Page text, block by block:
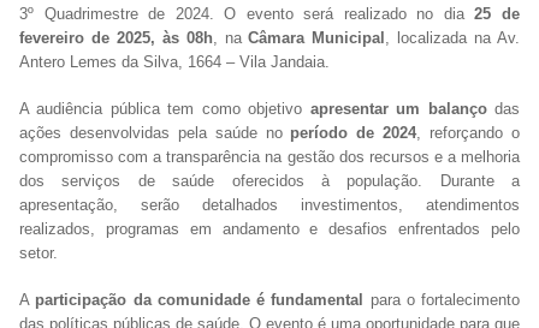
3º Quadrimestre de 2024. O evento será realizado no dia25 de
fevereiro de 2025, às 08h , naCâmara Municipal
, localizada na Av.
Antero Lemes da Silva, 1664 – Vila Jandaia.
A audiência pública tem como objetivo apresentar um balançodas
ações desenvolvidas pela saúde no período de 2024, reforçando o
compromisso com a transparência na gestão dos recursos e a melhoria
dos serviços de saúde oferecidos à população. Durante a
apresentação, serão detalhados investimentos, atendimentos
realizados, programas em andamento e desafios enfrentados pelo
setor.
A participação da comunidade é fundamental
para o fortalecimento
das políticas públicas de saúde. O evento é uma oportunidade para que